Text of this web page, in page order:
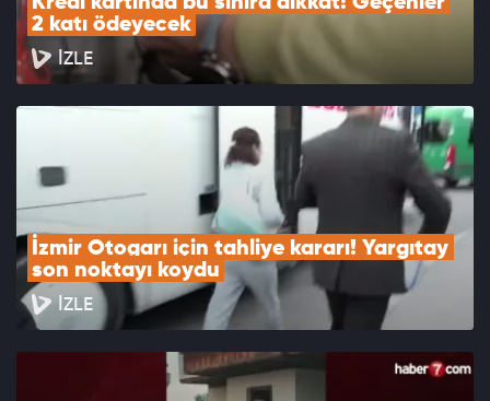
2 katı ödeyecek
İZLE
İzmir Otogarı için tahliye kararı! Yargıtay
son noktayı koydu
İZLE